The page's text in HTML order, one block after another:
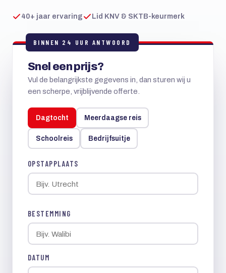
40+ jaar ervaring Lid KNV & SKTB-keurmerk
BINNEN 24 UUR ANTWOORD
Snel een prijs?
Vul de belangrijkste gegevens in, dan sturen wij u
een scherpe, vrijblijvende offerte.
Dagtocht Meerdaagse reis
Schoolreis Bedrijfsuitje
OPSTAPPLAATS
BESTEMMING
DATUM